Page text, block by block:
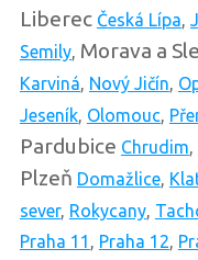
Liberec Česká Lípa,
Semily, Morava a
Karviná, Nový Jičín,
Jeseník, Olomouc,
Pardubice Chrudim,
Plzeň Domažlice,
sever, Rokycany,
Praha 11 , Praha 12,